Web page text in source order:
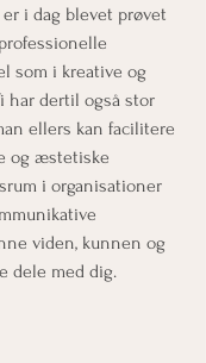
i dag blevet prøvet
som i kreative og
har dertil også stor
ellers kan facilitere
og æstetiske
i organisationer
viden, kunnen og
dele med dig.